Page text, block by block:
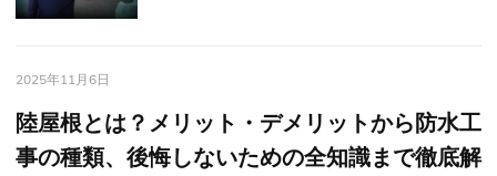
2025年11月6日
陸屋根とは？メリット・デメリットから防水工
事の種類、後悔しないための全知識まで徹底解